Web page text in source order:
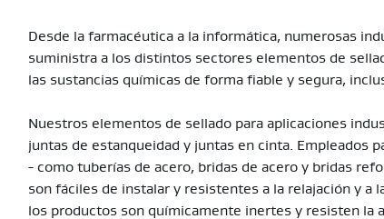
Desde la farmacéutica a la informática, numerosas
suministra a los distintos sectores elementos de
las sustancias químicas de forma fiable y segura,
Nuestros elementos de sellado para aplicaciones
juntas de estanqueidad y juntas en cinta. Empleados
- como tuberías de acero, bridas de acero y bridas
son fáciles de instalar y resistentes a la relajación y a
los productos son químicamente inertes y resisten la